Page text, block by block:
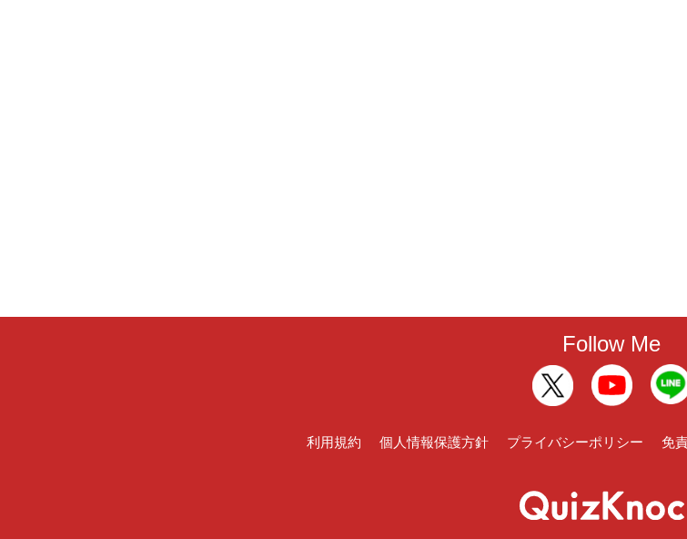
Follow Me
利用規約 個人情報保護方針 プライバシーポリシー 免